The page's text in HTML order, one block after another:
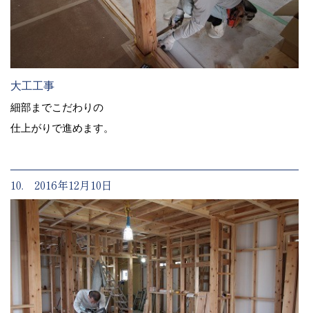
大工工事
細部までこだわりの
仕上がりで進めます。
10. 2016年12月10日